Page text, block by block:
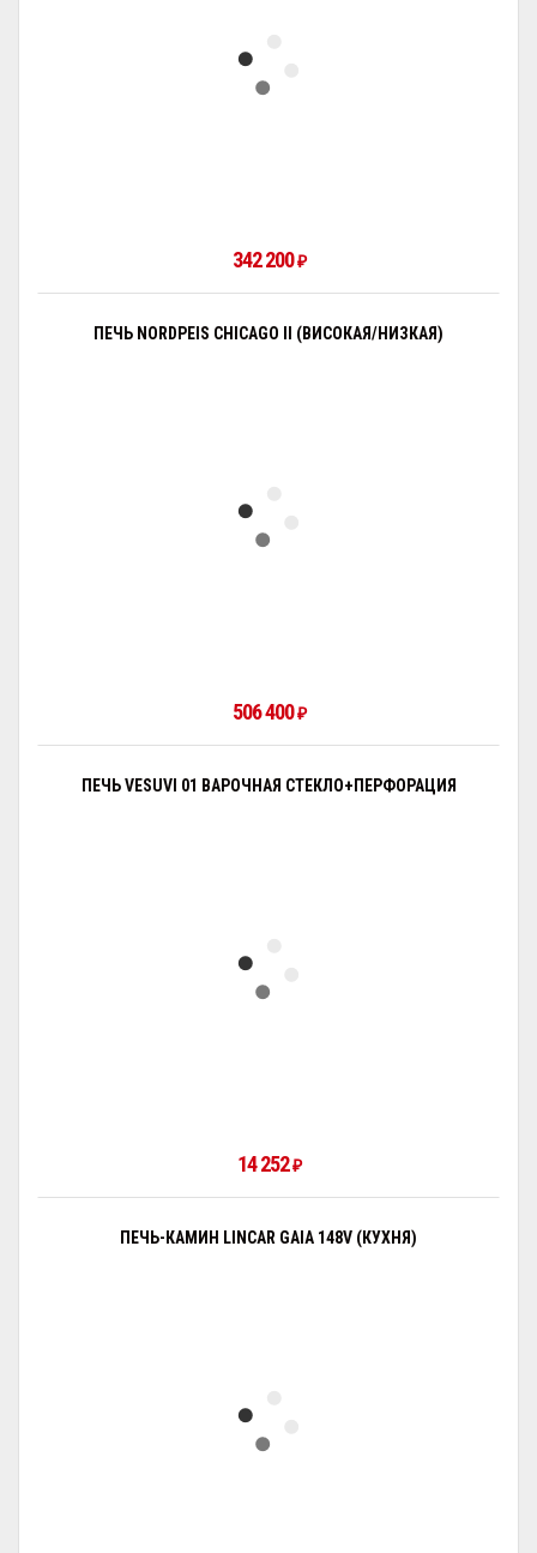
342 200₽
ПЕЧЬ NORDPEIS CHICAGO II (ВИСОКАЯ/НИЗКАЯ)
506 400₽
ПЕЧЬ VESUVI 01 ВАРОЧНАЯ СТЕКЛО+ПЕРФОРАЦИЯ
14 252₽
ПЕЧЬ-КАМИН LINCAR GAIA 148V (КУХНЯ)